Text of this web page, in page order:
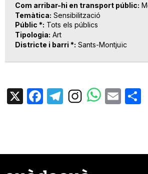
Com arribar-hi en transport públic
Temàtica Sensibilització
Públic * Tots els públics
Tipologia Art
Districte i barri * Sants-Montjuïc
X Facebook
Telegram